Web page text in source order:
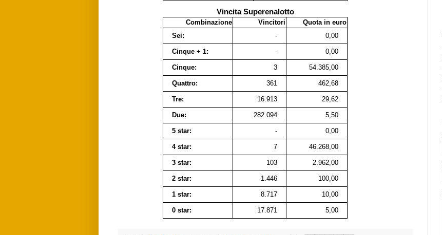
Vincita Superenalotto
Combinazione Vincitori
Quota in euro
Sei:
- 0,00
Cinque + 1: - 0,00
Cinque: 3 54.385,00
Quattro: 361 462,68
Tre: 16.913 29,62
Due: 282.094 5,50
5 star: - 0,00
4 star: 7 46.268,00
3 star: 103 2.962,00
2 star: 1.446 100,00
1 star: 8.717 10,00
0 star: 17.871 5,00